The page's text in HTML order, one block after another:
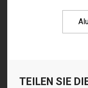
TEILEN SIE